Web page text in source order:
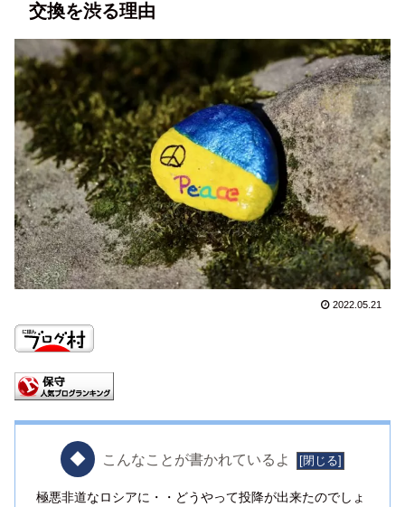
交換を渋る理由
2022.05.21
こんなことが書かれているよ
極悪非道なロシアに・・どうやって投降が出来たのでしょ